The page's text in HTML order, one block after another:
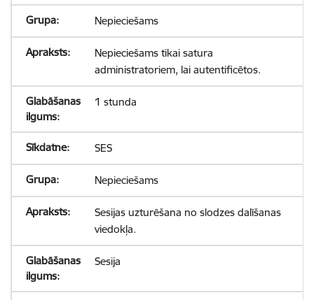
Nepieciešams
Nepieciešams tikai satura
administratoriem, lai autentificētos.
1 stunda
SES
Nepieciešams
Sesijas uzturēšana no slodzes dalīšanas
viedokļa.
Sesija